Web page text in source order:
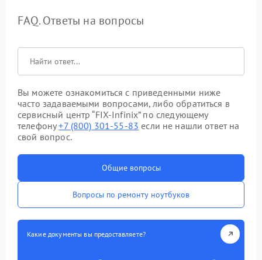
FAQ. Ответы на вопросы
Вы можете ознакомиться с приведенными ниже
часто задаваемыми вопросами, либо обратиться в
сервисный центр “FIX-Infinix” по следующему
телефону+7 (800) 301-55-83 если не нашли ответ на
свой вопрос.
Общие вопросы
Вопросы по ремонту ноутбуков
Какие документы вы предоставляете?